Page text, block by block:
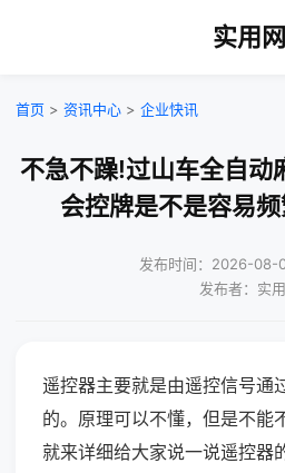
实用网
首页 > 资讯中心 > 企业快讯
不急不躁!过山车全自动
会控牌是不是容易
发布时间：2026-08-
发布者：实
遥控器主要就是由遥控信号通
的。原理可以不懂，但是不能
就来详细给大家说一说遥控器